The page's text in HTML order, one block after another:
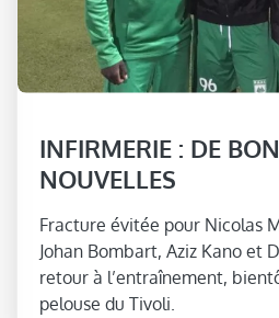
INFIRMERIE : DE
NOUVELLES
Fracture évitée pour Nicolas
Johan Bombart, Aziz Kano et
retour à l’entraînement,
pelouse du Tivoli.